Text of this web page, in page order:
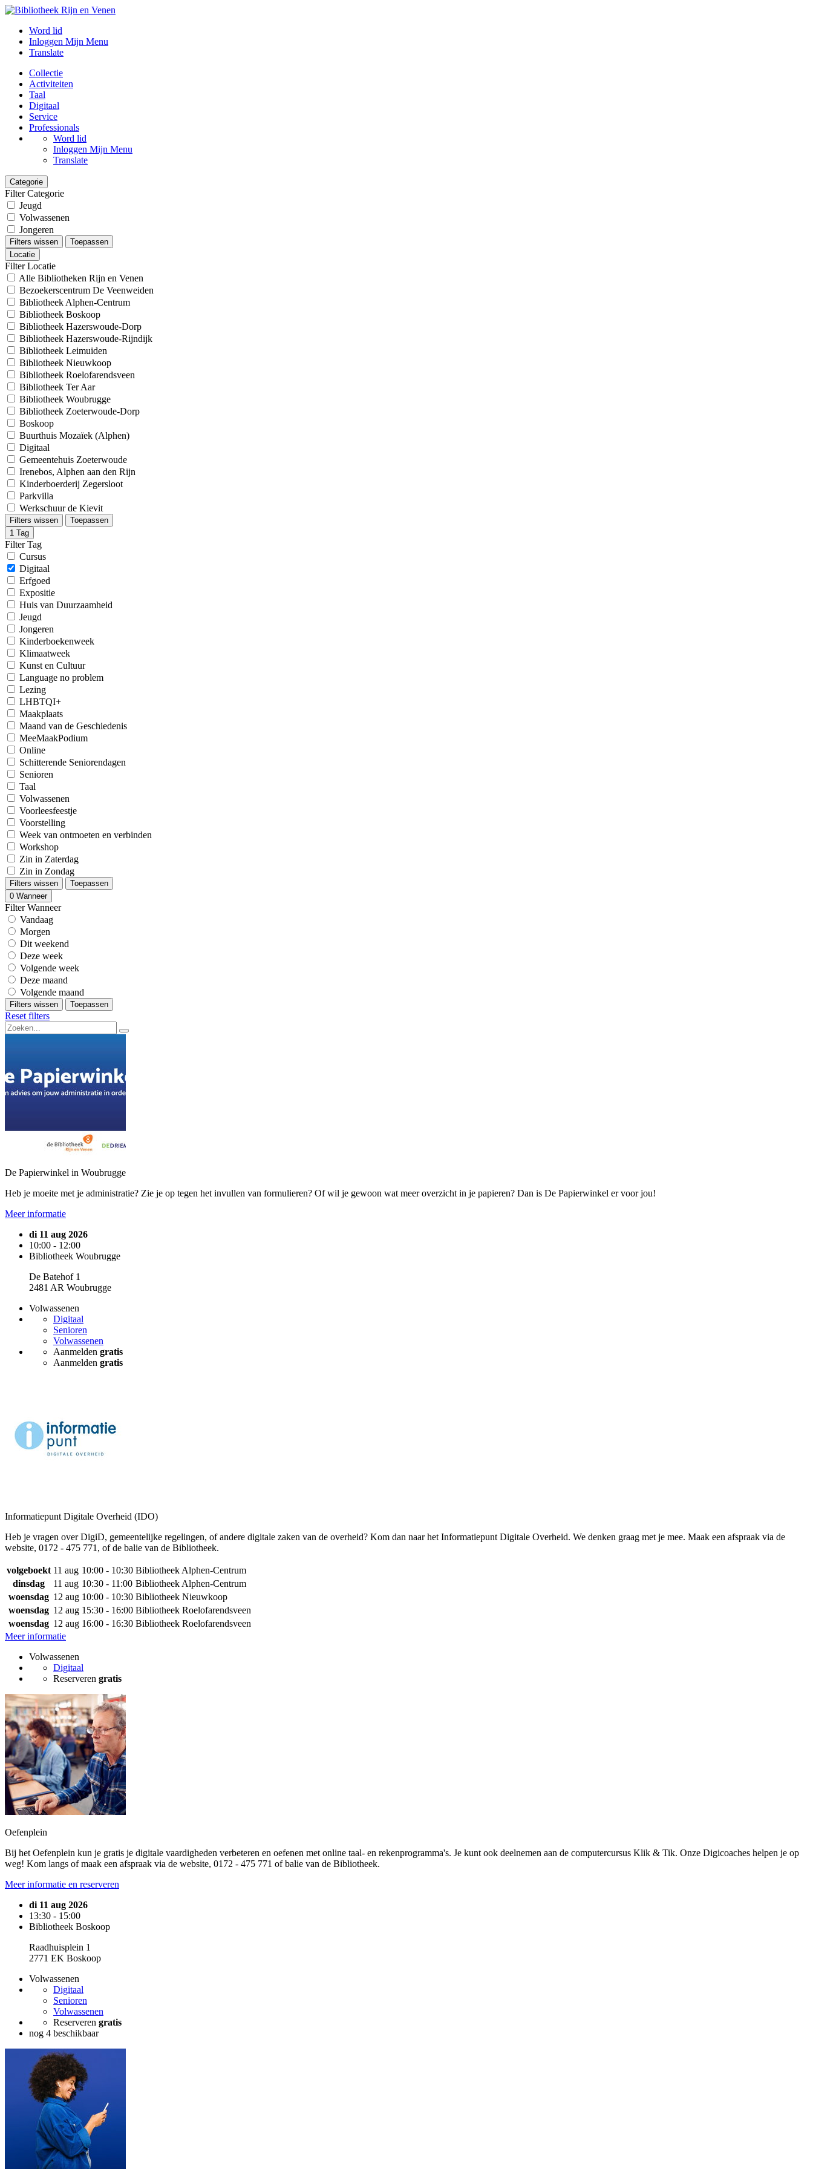
Word lid
Inloggen Mijn Menu
Translate
Collectie
Activiteiten
Taal
Digitaal
Service
Professionals
Word lid
Inloggen Mijn Menu
Translate
Categorie
Filter Categorie
Jeugd
Volwassenen
Jongeren
Filters wissen
Toepassen
Locatie
Filter Locatie
Alle Bibliotheken Rijn en Venen
Bezoekerscentrum De Veenweiden
Bibliotheek Alphen-Centrum
Bibliotheek Boskoop
Bibliotheek Hazerswoude-Dorp
Bibliotheek Hazerswoude-Rijndijk
Bibliotheek Leimuiden
Bibliotheek Nieuwkoop
Bibliotheek Roelofarendsveen
Bibliotheek Ter Aar
Bibliotheek Woubrugge
Bibliotheek Zoeterwoude-Dorp
Boskoop
Buurthuis Mozaïek (Alphen)
Digitaal
Gemeentehuis Zoeterwoude
Irenebos, Alphen aan den Rijn
Kinderboerderij Zegersloot
Parkvilla
Werkschuur de Kievit
Filters wissen
Toepassen
1 Tag
Filter Tag
Cursus
Digitaal
Erfgoed
Expositie
Huis van Duurzaamheid
Jeugd
Jongeren
Kinderboekenweek
Klimaatweek
Kunst en Cultuur
Language no problem
Lezing
LHBTQI+
Maakplaats
Maand van de Geschiedenis
MeeMaakPodium
Online
Schitterende Seniorendagen
Senioren
Taal
Volwassenen
Voorleesfeestje
Voorstelling
Week van ontmoeten en verbinden
Workshop
Zin in Zaterdag
Zin in Zondag
Filters wissen
Toepassen
0 Wanneer
Filter Wanneer
Vandaag
Morgen
Dit weekend
Deze week
Volgende week
Deze maand
Volgende maand
Filters wissen Toepassen
Reset filters
De Papierwinkel in Woubrugge
Heb je moeite met je administratie? Zie je op tegen het invullen van formulieren? Of wil je gewoon wat meer overzicht in je papieren? Dan is De Papierwinkel er voor jou!
Meer informatie
di 11 aug 2026
10:00 - 12:00
Bibliotheek Woubrugge
De Batehof 1
2481 AR Woubrugge
Volwassenen
Digitaal
Senioren
Volwassenen
Aanmelden gratis
Aanmelden gratis
Informatiepunt Digitale Overheid (IDO)
Heb je vragen over DigiD, gemeentelijke regelingen, of andere digitale zaken van de overheid? Kom dan naar het Informatiepunt Digitale Overheid. We denken graag met je mee. Maak een afspraak via de
website, 0172 - 475 771, of de balie van de Bibliotheek.
volgeboekt 11 aug 10:00 - 10:30 Bibliotheek Alphen-Centrum
dinsdag
11 aug 10:30 - 11:00 Bibliotheek Alphen-Centrum
woensdag 12 aug 10:00 - 10:30 Bibliotheek Nieuwkoop
woensdag 12 aug 15:30 - 16:00 Bibliotheek Roelofarendsveen
woensdag 12 aug 16:00 - 16:30 Bibliotheek Roelofarendsveen
Meer informatie
Volwassenen
Digitaal
Reserveren gratis
Oefenplein
Bij het Oefenplein kun je gratis je digitale vaardigheden verbeteren en oefenen met online taal- en rekenprogramma's. Je kunt ook deelnemen aan de computercursus Klik & Tik. Onze Digicoaches helpen je op
weg! Kom langs of maak een afspraak via de website, 0172 - 475 771 of balie van de Bibliotheek.
Meer informatie en reserveren
di 11 aug 2026
13:30 - 15:00
Bibliotheek Boskoop
Raadhuisplein 1
2771 EK Boskoop
Volwassenen
Digitaal
Senioren
Volwassenen
Reserveren gratis
nog 4 beschikbaar